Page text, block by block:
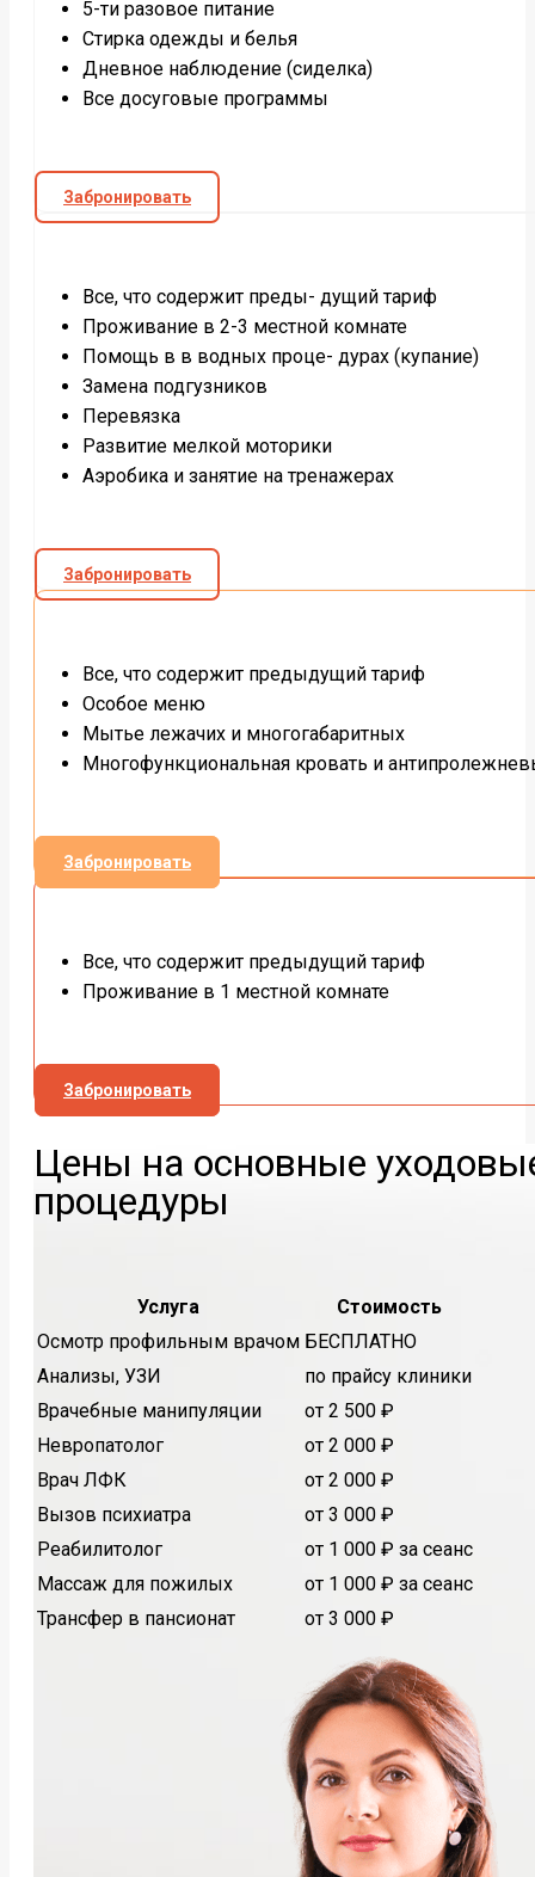
5-ти разовое питание
Стирка одежды и белья
Дневное наблюдение (сиделка)
Все досуговые программы
Забронировать
Все, что содержит преды- дущий тариф
Проживание в 2-3 местной комнате
Помощь в в водных проце- дурах (купание)
Замена подгузников
Перевязка
Развитие мелкой моторики
Аэробика и занятие на тренажерах
Забронировать
Все, что содержит предыдущий тариф
Особое меню
Мытье лежачих и многогабаритных
Многофункциональная кровать и
Забронировать
Все, что содержит предыдущий тариф
Проживание в 1 местной комнате
Забронировать
Цены на основные
процедуры
Услуга
Стоимость
Осмотр профильным врачом БЕСПЛАТНО
Анализы, УЗИ
по прайсу клиники
Врачебные манипуляции
от 2 500 ₽
Невропатолог
от 2 000 ₽
Врач ЛФК
от 2 000 ₽
Вызов психиатра
от 3 000 ₽
Реабилитолог
от 1 000 ₽ за сеанс
Массаж для пожилых
от 1 000 ₽ за сеанс
Трансфер в пансионат
от 3 000 ₽